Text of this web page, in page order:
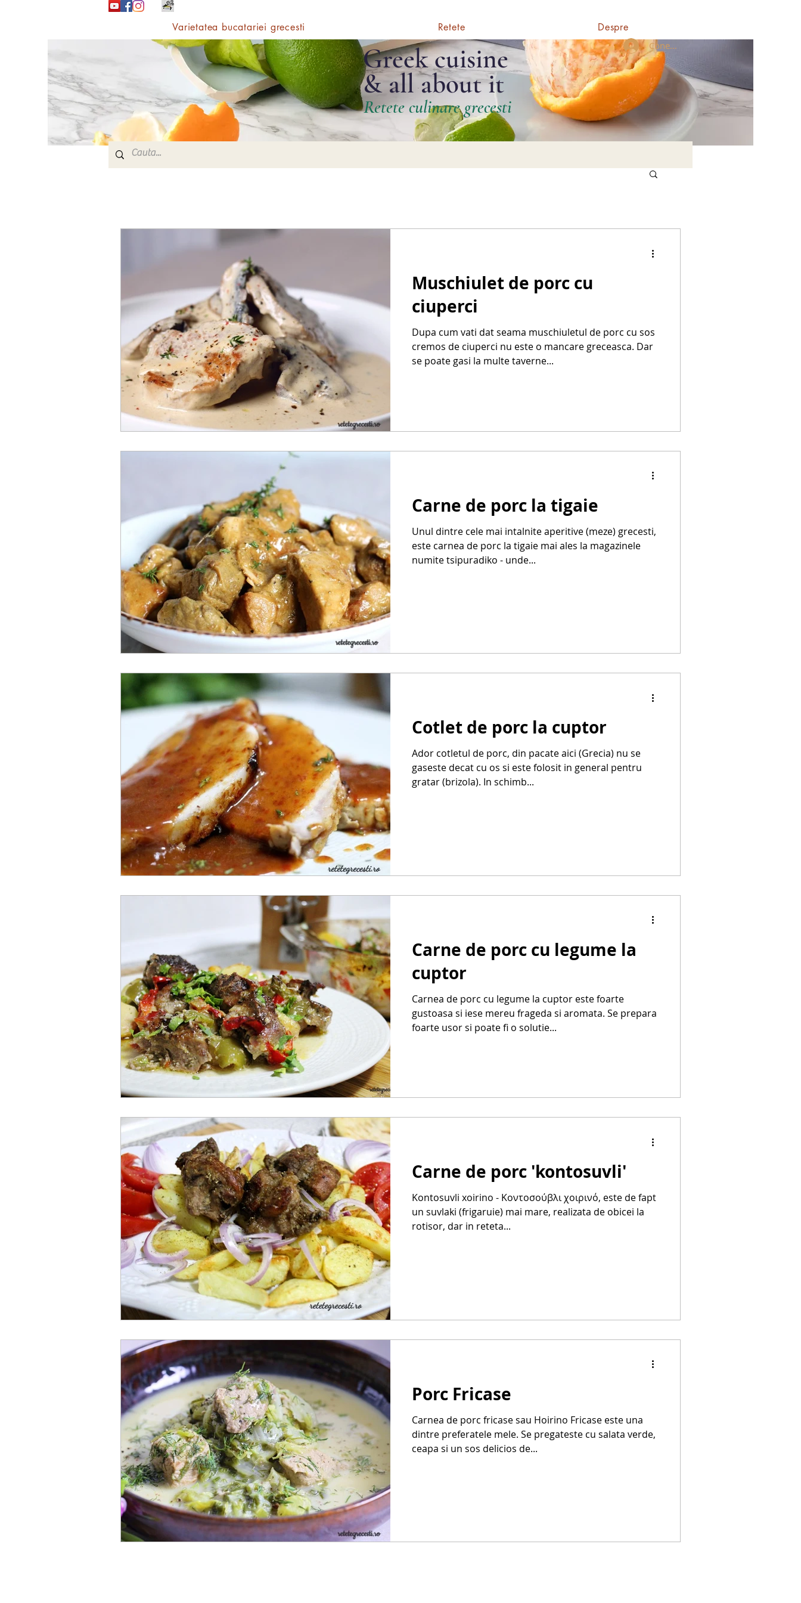
Varietatea bucatariei grecesti Retete Despre
Greek cuisine
& all about it
Retete culinare grecesti
Conectează-te
Muschiulet de porc cu
ciuperci
Dupa cum vati dat seama muschiuletul de porc cu sos
cremos de ciuperci nu este o mancare greceasca. Dar
se poate gasi la multe taverne...
Carne de porc la tigaie
Unul dintre cele mai intalnite aperitive (meze) grecesti,
este carnea de porc la tigaie mai ales la magazinele
numite tsipuradiko - unde...
Cotlet de porc la cuptor
Ador cotletul de porc, din pacate aici (Grecia) nu se
gaseste decat cu os si este folosit in general pentru
gratar (brizola). In schimb...
Carne de porc cu legume la
cuptor
Carnea de porc cu legume la cuptor este foarte
gustoasa si iese mereu frageda si aromata. Se prepara
foarte usor si poate fi o solutie...
Carne de porc 'kontosuvli'
Kontosuvli xoirino - Κοντοσούβλι χοιρινό, este de fapt
un suvlaki (frigaruie) mai mare, realizata de obicei la
rotisor, dar in reteta...
Porc Fricase
Carnea de porc fricase sau Hoirino Fricase este una
dintre preferatele mele. Se pregateste cu salata verde,
ceapa si un sos delicios de...